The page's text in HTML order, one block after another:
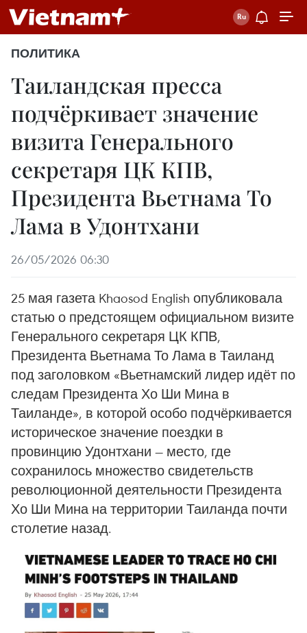
ПОЛИТИКА
Таиландская пресса
подчёркивает значение
визита Генерального
секретаря ЦК КПВ,
Президента Вьетнама То
Лама в Удонтхани
26/05/2026 06:30
25 мая газета Khaosod English опубликовала
статью о предстоящем официальном визите
Генерального секретаря ЦК КПВ,
Президента Вьетнама То Лама в Таиланд
под заголовком «Вьетнамский лидер идёт по
следам Президента Хо Ши Мина в
Таиланде», в которой особо подчёркивается
историческое значение поездки в
провинцию Удонтхани — место, где
сохранилось множество свидетельств
революционной деятельности Президента
Хо Ши Мина на территории Таиланда почти
столетие назад.